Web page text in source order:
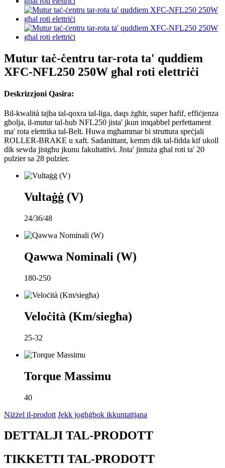
Mutur taċ-ċentru tar-rota ta' quddiem
XFC-NFL250 250W għal roti elettriċi
Deskrizzjoni Qasira:
Bil-kwalità tajba tal-qoxra tal-liga, daqs żgħir, super ħafif, effiċjenza
għolja, il-mutur tal-hub NFL250 jista' jkun imqabbel perfettament
ma' rota elettrika tal-Belt. Huwa mgħammar bi struttura speċjali
ROLLER-BRAKE u xaft. Sadanittant, kemm dik tal-fidda kif ukoll
dik sewda jistgħu jkunu fakultattivi. Jista' jintuża għal roti ta' 20
pulzier sa 28 pulzier.
Vultaġġ (V)
24/36/48
Qawwa Nominali (W)
180-250
Veloċità (Km/siegħa)
25-32
Torque Massimu
40
Niżżel il-prodott Jekk jogħġbok ikkuntattjana
DETTALJI TAL-PRODOTT
TIKKETTI TAL-PRODOTT